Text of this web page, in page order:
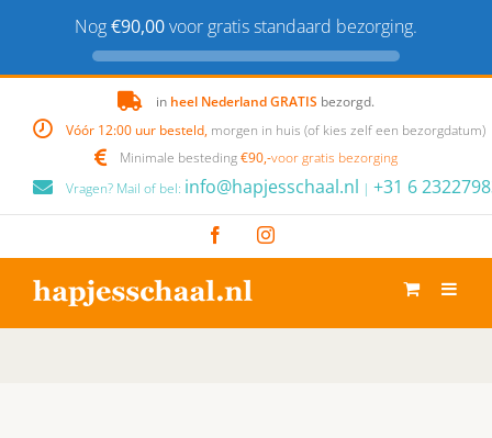
Nog€90,00voor gratis standaard bezorging.
content
in heel Nederland GRATIS bezorgd.
Vóór 12:00 uur besteld, morgen in huis (of kies zelf een bezorgdatum)
Minimale besteding€90,-voor gratis bezorging
Vragen? Mail of bel: info@hapjesschaal.nl | +31 6
FacebookInstagram